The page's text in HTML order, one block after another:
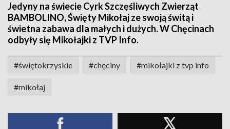
Jedyny na świecie Cyrk Szczęśliwych Zwierząt
BAMBOLINO, Święty Mikołaj ze swoją świtą i
świetna zabawa dla małych i dużych. W Chęcinach
odbyły się Mikołajki z TVP Info.
#świętokrzyskie #chęciny #mikołajki z tvp info
#mikołaj